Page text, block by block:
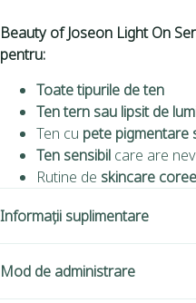
Beauty of Joseon Light On
pentru:
Toate tipurile de ten
Ten tern sau lipsit de
Ten cu pete pigmentare
Ten sensibil care are
Rutine de skincare
Informații suplimentare
Mod de administrare